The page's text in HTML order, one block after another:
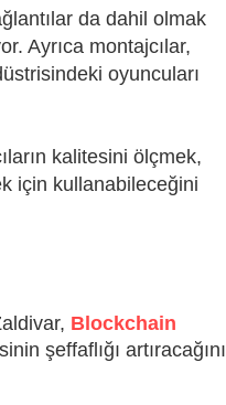
da dahil olmak
Ayrıca montajcılar,
oyuncuları
kalitesini ölçmek,
için kullanabileceğini
Blockchain
şeffaflığı artıracağını